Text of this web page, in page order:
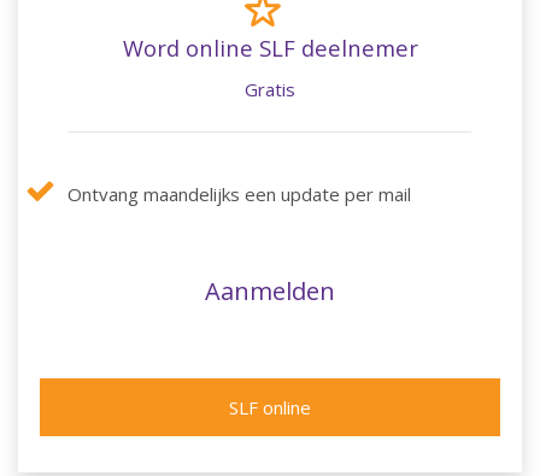
Word online SLF deelnemer
Gratis
Ontvang maandelijks een update per mail
Aanmelden
SLF online